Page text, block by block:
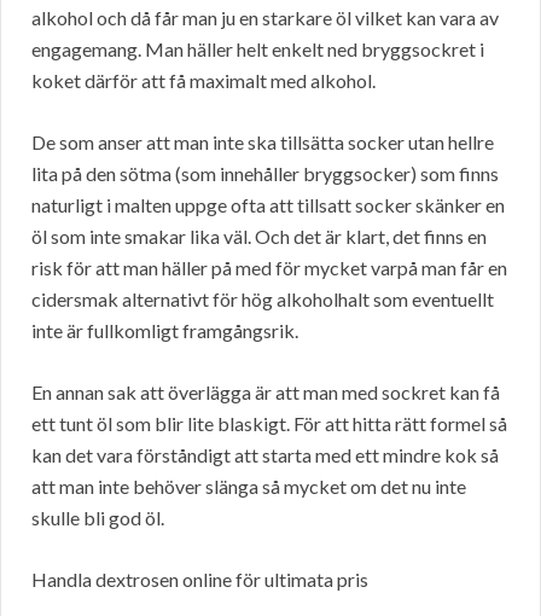
alkohol och då får man ju en starkare öl vilket kan vara av
engagemang. Man häller helt enkelt ned bryggsockret i
koket därför att få maximalt med alkohol.
De som anser att man inte ska tillsätta socker utan hellre
lita på den sötma (som innehåller bryggsocker) som finns
naturligt i malten uppge ofta att tillsatt socker skänker en
öl som inte smakar lika väl. Och det är klart, det finns en
risk för att man häller på med för mycket varpå man får en
cidersmak alternativt för hög alkoholhalt som eventuellt
inte är fullkomligt framgångsrik.
En annan sak att överlägga är att man med sockret kan få
ett tunt öl som blir lite blaskigt. För att hitta rätt formel så
kan det vara förståndigt att starta med ett mindre kok så
att man inte behöver slänga så mycket om det nu inte
skulle bli god öl.
Handla dextrosen online för ultimata pris